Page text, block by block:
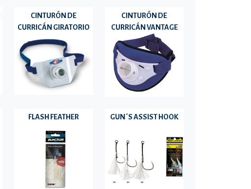
CINTURÓN DE
CURRICÁN GIRATORIO
CINTURÓN DE
CURRICÁN VANTAGE
FLASH FEATHER GUN´S ASSIST HOOK